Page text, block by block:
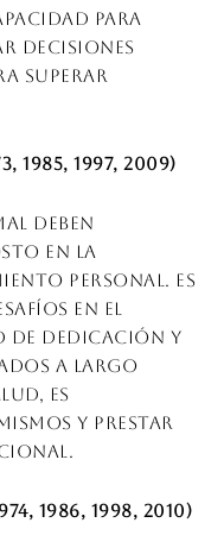
para
decisiones
superar
1985, 1997, 2009)
deben
en la
personal. Es
en el
de dedicación y
a largo
es
y prestar
1986, 1998, 2010)